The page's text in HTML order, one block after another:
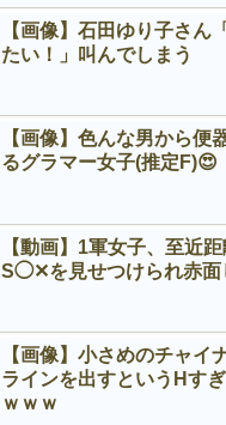
【画像】石田ゆり子さん
たい！」叫んでしまう
【画像】色んな男から便
るグラマー女子(推定F)😍
【動画】1軍女子、至近
S◯✕を見せつけられ赤面
【画像】小さめのチャイ
ラインを出すというНす
ｗｗｗ